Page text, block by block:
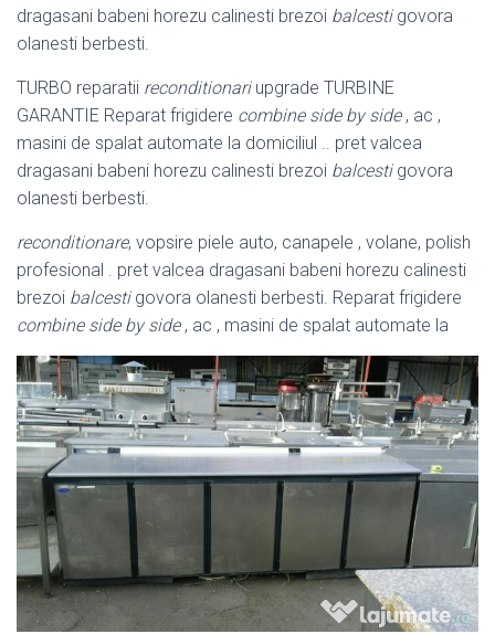
dragasani babeni horezu calinesti brezoi balcestigovora
olanesti berbesti.
TURBO reparatii reconditionariupgrade TURBINE
GARANTIE Reparat frigidere combine side by side, ac ,
masini de spalat automate la domiciliul .. pret valcea
dragasani babeni horezu calinesti brezoi balcestigovora
olanesti berbesti.
reconditionare, vopsire piele auto, canapele , volane, polish
profesional . pret valcea dragasani babeni horezu calinesti
brezoi balcestigovora olanesti berbesti . Reparat frigidere
combine side by side, ac , masini de spalat automate la